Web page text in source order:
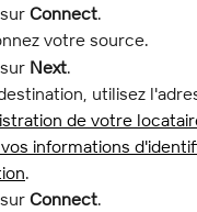
Connect.
votre source.
Next.
utilisez
de votre
informations
.
Connect.